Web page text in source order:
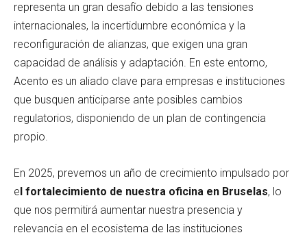
representa un gran desafío debido a las tensiones
internacionales, la incertidumbre económica y la
reconfiguración de alianzas, que exigen una gran
capacidad de análisis y adaptación. En este entorno,
Acento es un aliado clave para empresas e instituciones
que busquen anticiparse ante posibles cambios
regulatorios, disponiendo de un plan de contingencia
propio.
En 2025, prevemos un año de crecimiento impulsado por
e l fortalecimiento de nuestra oficina en Bruselas, lo
que nos permitirá aumentar nuestra presencia y
relevancia en el ecosistema de las instituciones